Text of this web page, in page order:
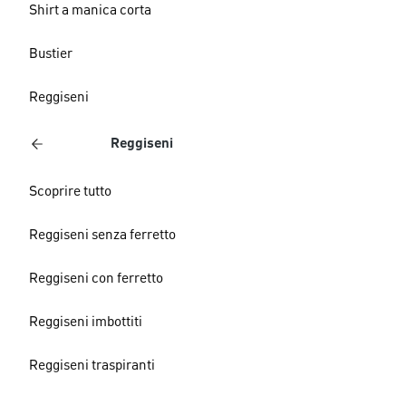
Shirt a manica corta
Bustier
Reggiseni
Reggiseni
Scoprire tutto
Reggiseni senza ferretto
Reggiseni con ferretto
Reggiseni imbottiti
Reggiseni traspiranti